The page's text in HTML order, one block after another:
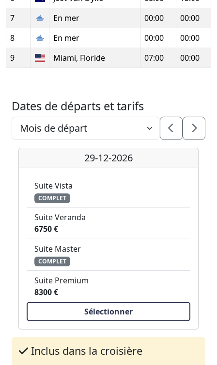
7
En mer 00:00
00:00
8
En mer 00:00
00:00
9
Miami, Floride 07:00 00:00
Dates de départs et tarifs
29-12-2026
Suite Vista
COMPLET
Suite Veranda
6750 €
Suite Master
COMPLET
Suite Premium
8300 €
Sélectionner
Inclus dans la croisière